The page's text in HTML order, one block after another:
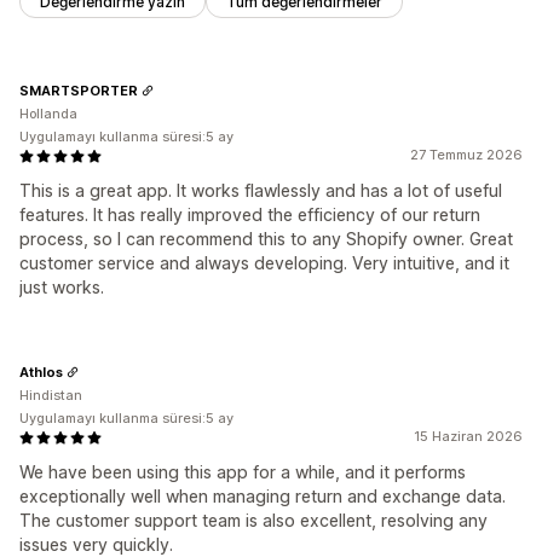
27 Temmuz 2026
This is a great app. It works flawlessly and has a lot of useful
features. It has really improved the efficiency of our return
process, so I can recommend this to any Shopify owner. Great
customer service and always developing. Very intuitive, and it
just works.
SMARTSPORTER
Hollanda
Uygulamayı kullanma süresi:5 ay
15 Haziran 2026
We have been using this app for a while, and it performs
exceptionally well when managing return and exchange data.
The customer support team is also excellent, resolving any
issues very quickly.
Athlos
Hindistan
Uygulamayı kullanma süresi:5 ay